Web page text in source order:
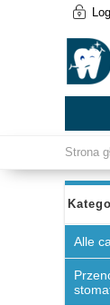
Strona
Alle